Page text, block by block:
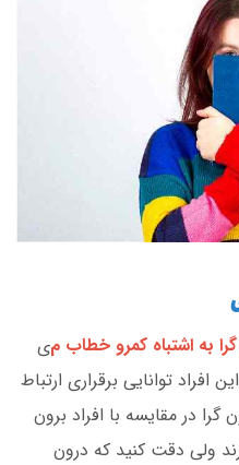
گرا به اشتباه کمرو خطاب می
افراد توانایی برقراری ارتباط
گرا در مقایسه با افراد برون
ولی دقت کنید که درون